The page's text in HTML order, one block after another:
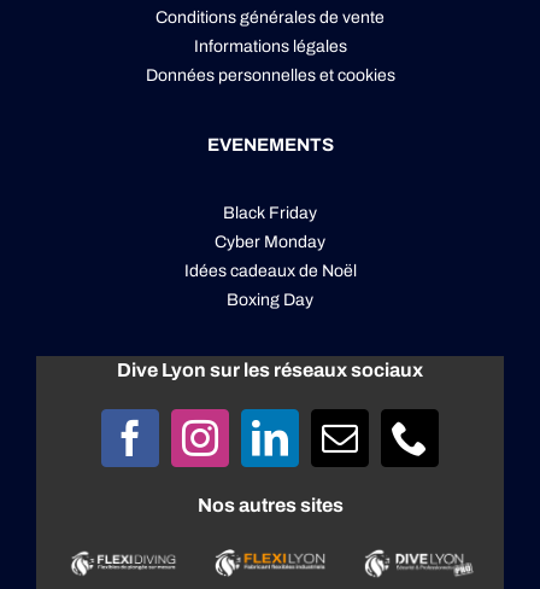
Conditions générales de vente
Informations légales
Données personnelleset cookies
EVENEMENTS
Black Friday
Cyber Monday
Idées cadeaux de Noël
Boxing Day
Dive Lyon sur les réseaux sociaux
Nos autres sites